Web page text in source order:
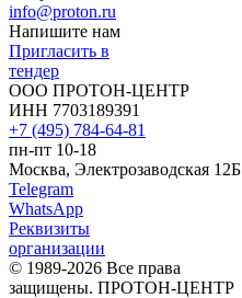
info@proton.ru
Напишите нам
Пригласить в
тендер
ООО ПРОТОН-ЦЕНТР
ИНН 7703189391
+7 (495) 784-64-81
пн-пт 10-18
Москва, Электрозаводская 12Б
Telegram
WhatsApp
Реквизиты
организации
© 1989-2026 Все права
защищены. ПРОТОН-ЦЕНТР